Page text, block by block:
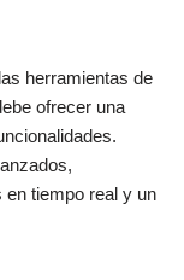
herramientas de
ofrecer una
en tiempo real y un